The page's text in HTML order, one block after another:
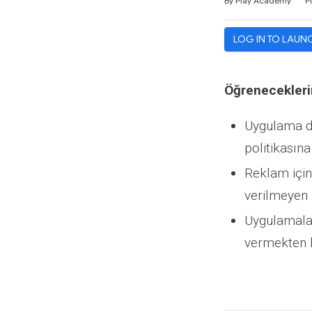
LOG IN TO
Uygulama
Reklam
verilmeyen
vermekten